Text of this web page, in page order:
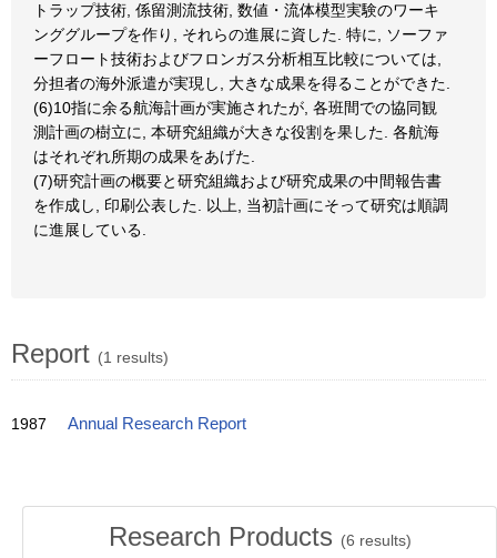
トラップ技術, 係留測流技術, 数値・流体模型実験のワーキ
ンググループを作り, それらの進展に資した. 特に, ソーファ
ーフロート技術およびフロンガス分析相互比較については,
分担者の海外派遣が実現し, 大きな成果を得ることができた.
(6)10指に余る航海計画が実施されたが, 各班間での協同観
測計画の樹立に, 本研究組織が大きな役割を果した. 各航海
はそれぞれ所期の成果をあげた.
(7)研究計画の概要と研究組織および研究成果の中間報告書
を作成し, 印刷公表した. 以上, 当初計画にそって研究は順調
に進展している.
Report (1 results)
1987 Annual Research Report
Research Products (6 results)